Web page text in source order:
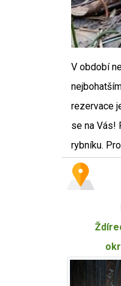
V období
rezervace
se na Vás!
rybníku.